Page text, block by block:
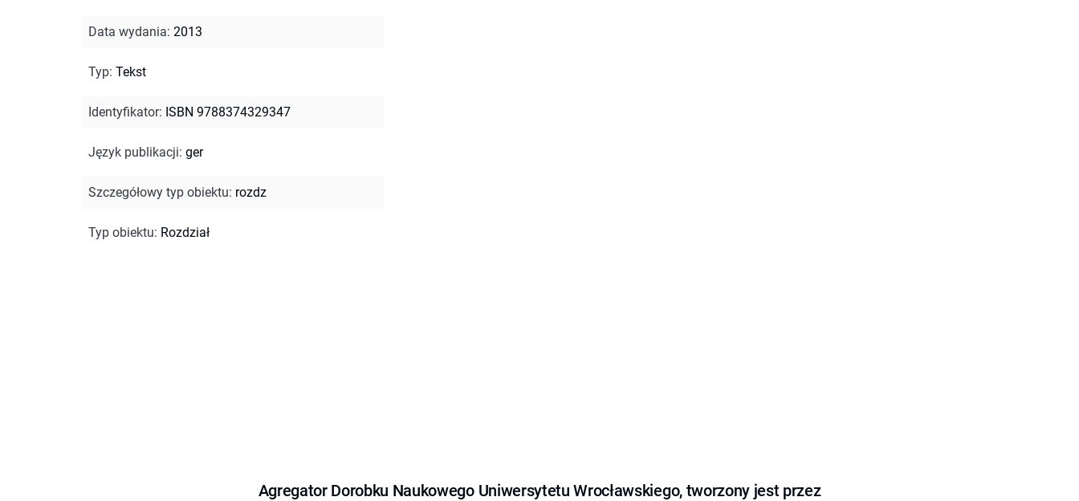
Data wydania: 2013
Typ: Tekst
Identyfikator: ISBN 9788374329347
Język publikacji: ger
Szczegółowy typ obiektu: rozdz
Typ obiektu: Rozdział
Agregator Dorobku Naukowego Uniwersytetu Wrocławskiego, tworzony jest przez